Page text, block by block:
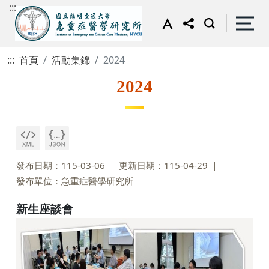
:::
::: 首頁 活動集錦 2024
2024
發布日期：115-03-06
更新日期：115-04-29
發布單位：急重症醫學研究所
新生座談會